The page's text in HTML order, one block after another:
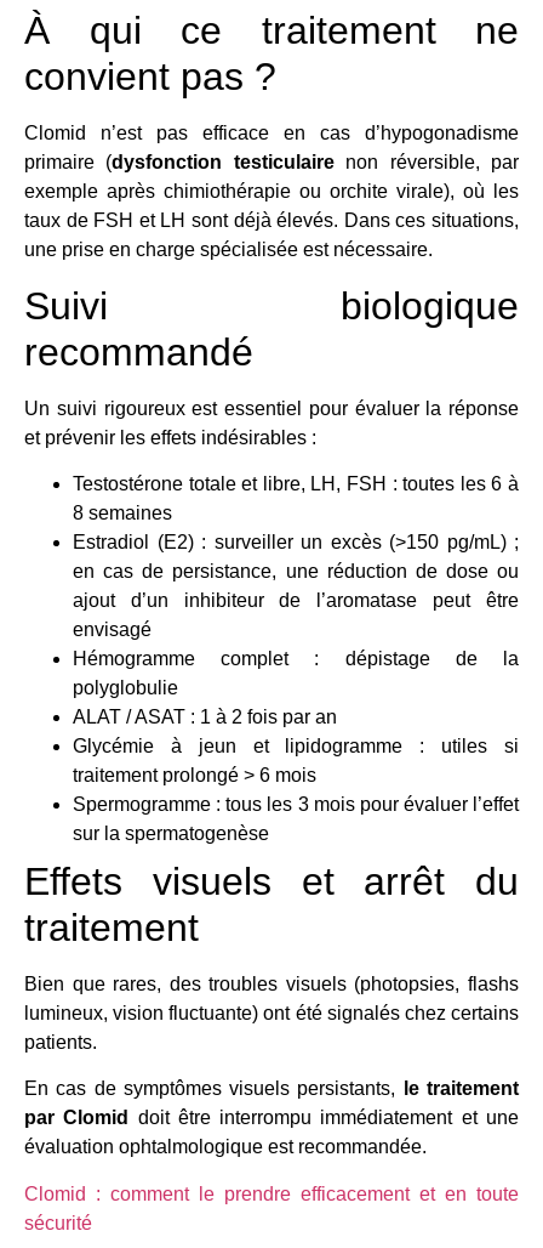
À qui ce traitement ne
convient pas ?
Clomid n’est pas efficace en cas d’hypogonadisme
primaire (dysfonction testiculairenon réversible, par
exemple après chimiothérapie ou orchite virale), où les
taux de FSH et LH sont déjà élevés. Dans ces situations,
une prise en charge spécialisée est nécessaire.
Suivi biologique
recommandé
Un suivi rigoureux est essentiel pour évaluer la réponse
et prévenir les effets indésirables :
Testostérone totale et libre, LH, FSH : toutes les 6 à
8 semaines
Estradiol (E2) : surveiller un excès (>150 pg/mL) ;
en cas de persistance, une réduction de dose ou
ajout d’un inhibiteur de l’aromatase peut être
envisagé
Hémogramme complet : dépistage de la
polyglobulie
ALAT / ASAT : 1 à 2 fois par an
Glycémie à jeun et lipidogramme : utiles si
traitement prolongé > 6 mois
Spermogramme : tous les 3 mois pour évaluer l’effet
sur la spermatogenèse
Effets visuels et arrêt du
traitement
Bien que rares, des troubles visuels (photopsies, flashs
lumineux, vision fluctuante) ont été signalés chez certains
patients.
En cas de symptômes visuels persistants,
le traitement
par Clomid
doit être interrompu immédiatement et une
évaluation ophtalmologique est recommandée.
Clomid : comment le prendre efficacement et en toute
sécurité